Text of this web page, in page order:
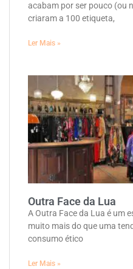
acabam por ser pouco (ou
criaram a 100 etiqueta,
Ler Mais »
Outra Face da Lua
A Outra Face da Lua é um
muito mais do que uma
consumo ético
Ler Mais »